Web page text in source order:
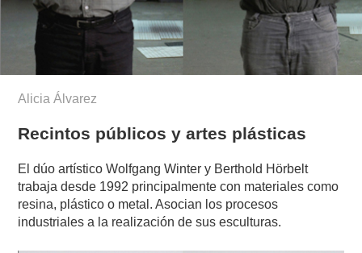
Alicia Álvarez
Recintos públicos y artes plásticas
El dúo artístico Wolfgang Winter y Berthold Hörbelt
trabaja desde 1992 principalmente con materiales como
resina, plástico o metal. Asocian los procesos
industriales a la realización de sus esculturas.